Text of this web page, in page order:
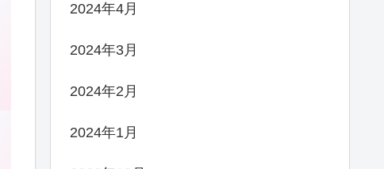
2024年4月
2024年3月
2024年2月
2024年1月